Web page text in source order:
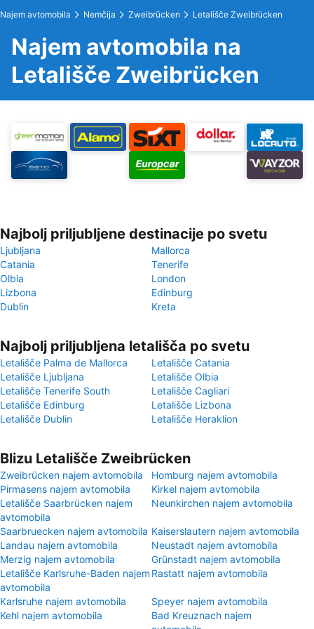
Najem avtomobila Nemčija Zweibrücken Letališče Zweibrücken
Najem avtomobila na
Letališče Zweibrücken
Najbolj priljubljene destinacije po svetu
Ljubljana
Mallorca
Catania
Tenerife
Olbia
London
Lizbona
Edinburg
Dublin
Kreta
Najbolj priljubljena letališča po svetu
Letališče Palma de Mallorca
Letališče Catania
Letališče Ljubljana
Letališče Olbia
Letališče Tenerife South
Letališče Cagliari
Letališče Edinburg
Letališče Lizbona
Letališče Dublin
Letališče Heraklion
Blizu Letališče Zweibrücken
Zweibrücken najem avtomobila
Homburg najem avtomobila
Pirmasens najem avtomobila
Kirkel najem avtomobila
Letališče Saarbrücken najem
avtomobila
Neunkirchen najem avtomobila
Saarbruecken najem avtomobila Kaiserslautern najem avtomobila
Landau najem avtomobila
Neustadt najem avtomobila
Merzig najem avtomobila
Grünstadt najem avtomobila
Letališče Karlsruhe-Baden najem
avtomobila
Rastatt najem avtomobila
Karlsruhe najem avtomobila
Speyer najem avtomobila
Kehl najem avtomobila
Bad Kreuznach najem